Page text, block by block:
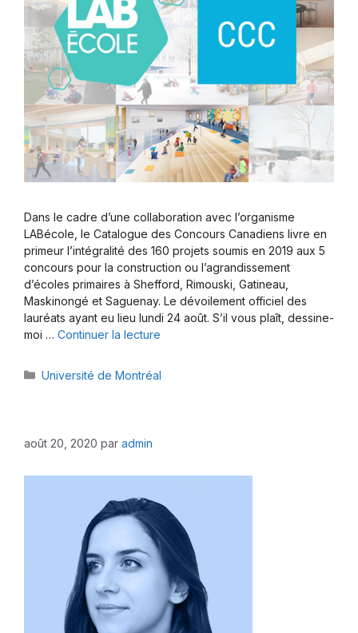
Dans le cadre d’une collaboration avec l’organisme
LABécole, le Catalogue des Concours Canadiens livre en
primeur l’intégralité des 160 projets soumis en 2019 aux 5
concours pour la construction ou l’agrandissement
d’écoles primaires à Shefford, Rimouski, Gatineau,
Maskinongé et Saguenay. Le dévoilement officiel des
lauréats ayant eu lieu lundi 24 août. S’il vous plaît, dessine-
moi … Continuer la lecture
Catégories
Université de Montréal
août 20, 2020 par admin